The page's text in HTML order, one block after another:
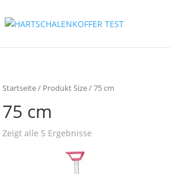
Startseite/ Produkt Size / 75 cm
75 cm
Zeigt alle 5 Ergebnisse